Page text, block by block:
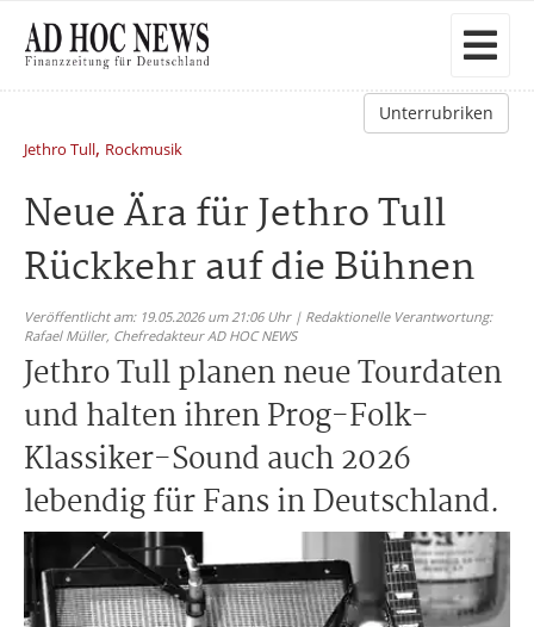
Unterrubriken
Jethro Tull, Rockmusik
Neue Ära für Jethro Tull
Rückkehr auf die Bühnen
Veröffentlicht am: 19.05.2026 um 21:06 Uhr | Redaktionelle Verantwortung:
Rafael Müller, Chefredakteur AD HOC NEWS
Jethro Tull planen neue Tourdaten
und halten ihren Prog-Folk-
Klassiker-Sound auch 2026
lebendig für Fans in Deutschland.